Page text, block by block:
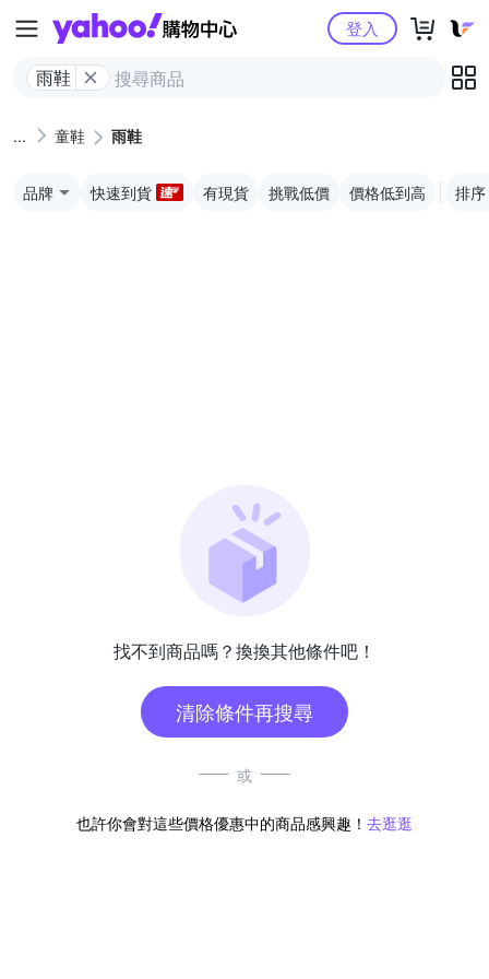
Yahoo購物中心
雨鞋
登入
童鞋 雨鞋
品牌 快速到貨 有現貨 挑戰低價 價格低到高 排序
找不到商品嗎？換換其他條件吧！
清除條件再搜尋
或
也許你會對這些價格優惠中的商品感興趣！ 去逛逛